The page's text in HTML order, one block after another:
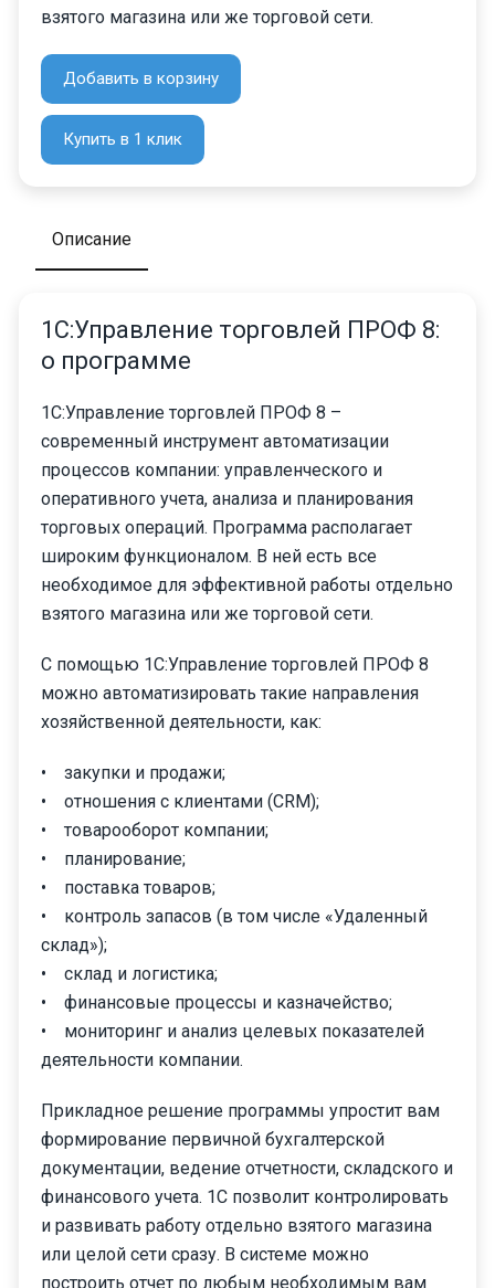
взятого магазина или же торговой сети.
Добавить в корзину
Купить в 1 клик
Описание
1С:Управление торговлей ПРОФ 8:
о программе
1С:Управление торговлей ПРОФ 8 –
современный инструмент автоматизации
процессов компании: управленческого и
оперативного учета, анализа и планирования
торговых операций. Программа располагает
широким функционалом. В ней есть все
необходимое для эффективной работы отдельно
взятого магазина или же торговой сети.
С помощью 1С:Управление торговлей ПРОФ 8
можно автоматизировать такие направления
хозяйственной деятельности, как:
• закупки и продажи;
• отношения с клиентами (CRM);
• товарооборот компании;
• планирование;
• поставка товаров;
• контроль запасов (в том числе «Удаленный
склад»);
• склад и логистика;
• финансовые процессы и казначейство;
• мониторинг и анализ целевых показателей
деятельности компании.
Прикладное решение программы упростит вам
формирование первичной бухгалтерской
документации, ведение отчетности, складского и
финансового учета. 1С позволит контролировать
и развивать работу отдельно взятого магазина
или целой сети сразу. В системе можно
построить отчет по любым необходимым вам